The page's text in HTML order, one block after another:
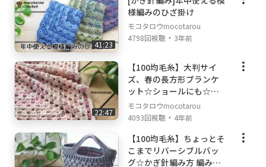
41:23
様編みのひざ掛け
モコタロウmocotarou
4798回視聴 ・ 3年前
22:47
【100均毛糸】大判サイ
ズ、春の長方形ブランケ
ット☆ショールにも☆か
ぎ針編み方 編み物☆
モコタロウmocotarou
4093回視聴 ・ 4年前
【100均毛糸】ちょっとそ
こまでリバーシブルバッ
グ☆かぎ針編み方 編み物